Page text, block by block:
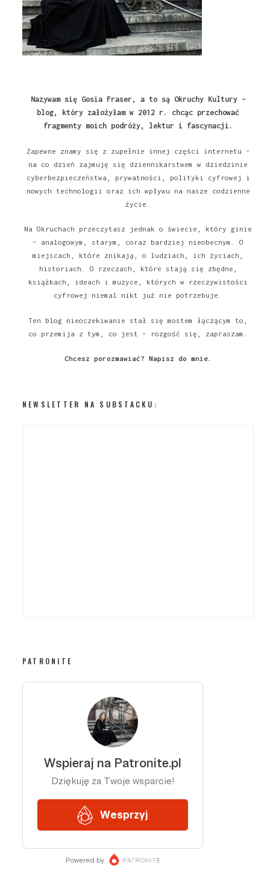
Nazywam się Gosia Fraser, a to są Okruchy Kultury –
blog, który założyłam w 2012 r. chcąc przechować
fragmenty moich podróży, lektur i fascynacji.
Zapewne znamy się z zupełnie innej części internetu –
na co dzień zajmuję się dziennikarstwem w dziedzinie
cyberbezpieczeństwa, prywatności, polityki cyfrowej i
nowych technologii oraz ich wpływu na nasze codzienne
życie.
Na Okruchach przeczytasz jednak o świecie, który ginie
– analogowym, starym, coraz bardziej nieobecnym. O
miejscach, które znikają, o ludziach, ich życiach,
historiach. O rzeczach, które stają się zbędne,
książkach, ideach i muzyce, których w rzeczywistości
cyfrowej niemal nikt już nie potrzebuje.
Ten blog nieoczekiwanie stał się mostem łączącym to,
co przemija z tym, co jest – rozgość się, zapraszam.
Chcesz porozmawiać? Napisz do mnie.
NEWSLETTER NA SUBSTACKU:
PATRONITE